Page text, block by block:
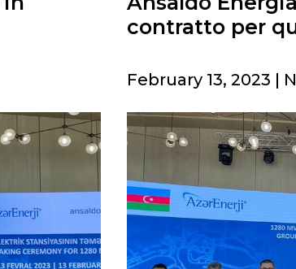
contratto per
February 13, 2023 |